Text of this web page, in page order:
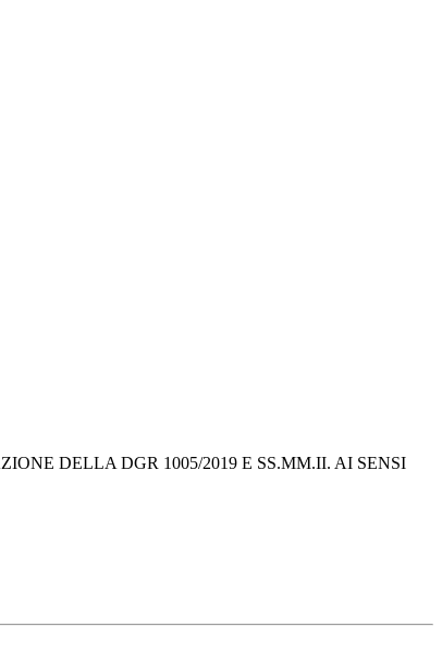
DELLA DGR 1005/2019 E SS.MM.II. AI SENSI